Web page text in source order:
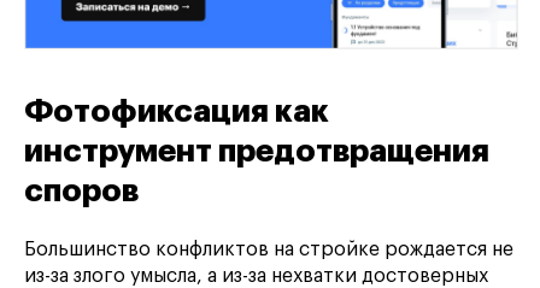
Фотофиксация как
инструмент предотвращения
споров
Большинство конфликтов на стройке рождается не
из-за злого умысла, а из-за нехватки достоверных